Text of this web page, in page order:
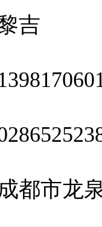
吉
都市龙